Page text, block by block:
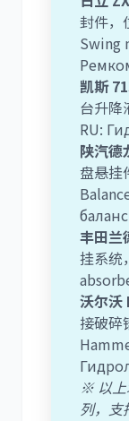
封件，
Swing
凯斯
台升降
RU:
陕汽德
盘悬挂
丰田兰
挂系统
沃尔沃
接破碎
※ 以上
列，支